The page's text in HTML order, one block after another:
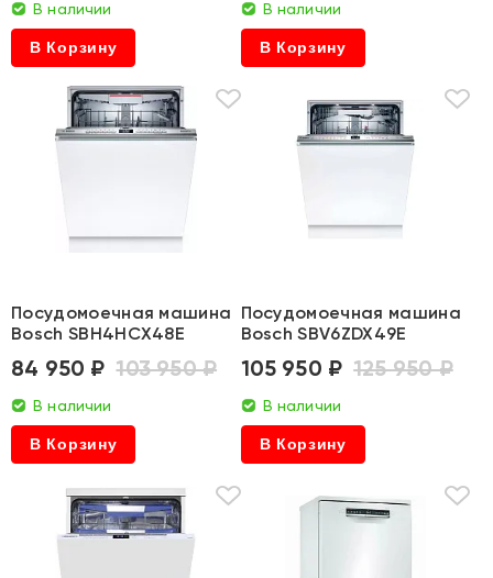
В наличии
В Корзину
В наличии
В Корзину
Посудомоечная машина
Bosch SBH4HCX48E
84 950 ₽ 103 950 ₽
В наличии
В Корзину
Посудомоечная машина
Bosch SBV6ZDX49E
105 950 ₽ 125 950 ₽
В наличии
В Корзину